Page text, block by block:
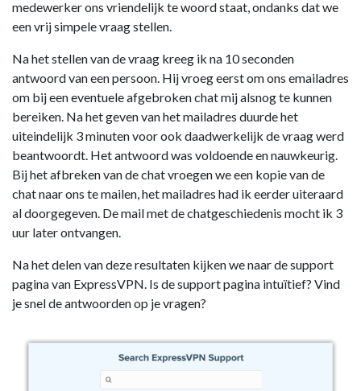
medewerker ons vriendelijk te woord staat, ondanks dat we
een vrij simpele vraag stellen.
Na het stellen van de vraag kreeg ik na 10 seconden
antwoord van een persoon. Hij vroeg eerst om ons emailadres
om bij een eventuele afgebroken chat mij alsnog te kunnen
bereiken. Na het geven van het mailadres duurde het
uiteindelijk 3 minuten voor ook daadwerkelijk de vraag werd
beantwoordt. Het antwoord was voldoende en nauwkeurig.
Bij het afbreken van de chat vroegen we een kopie van de
chat naar ons te mailen, het mailadres had ik eerder uiteraard
al doorgegeven. De mail met de chatgeschiedenis mocht ik 3
uur later ontvangen.
Na het delen van deze resultaten kijken we naar de support
pagina van ExpressVPN. Is de support pagina intuïtief? Vind
je snel de antwoorden op je vragen?